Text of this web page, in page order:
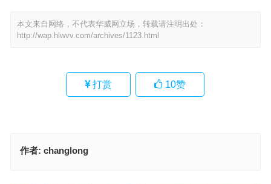
本文来自网络，不代表华威网立场，转载请注明出处：
http://wap.hlwvv.com/archives/1123.html
打赏 10赞
作者: changlong